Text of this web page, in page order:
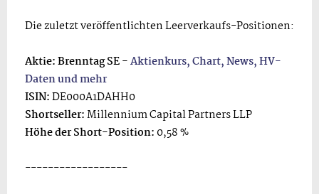
Die zuletzt veröffentlichten Leerverkaufs-Positionen:
Aktie: Brenntag SE -Aktienkurs, Chart, News, HV-
Daten und mehr
ISIN:DE000A1DAHH0
Shortseller:Millennium Capital Partners LLP
Höhe der Short-Position: 0,58 %
------------------